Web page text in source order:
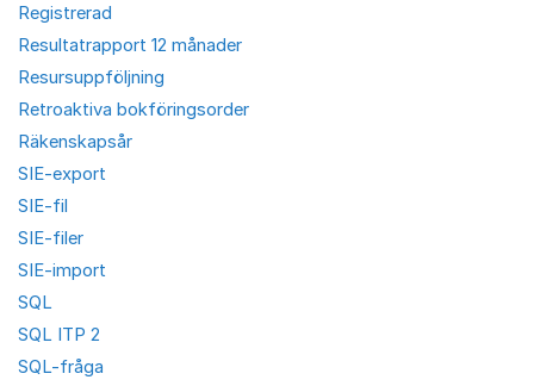
Registrerad
Resultatrapport 12 månader
Resursuppföljning
Retroaktiva bokföringsorder
Räkenskapsår
SIE-export
SIE-fil
SIE-filer
SIE-import
SQL
SQL ITP 2
SQL-fråga